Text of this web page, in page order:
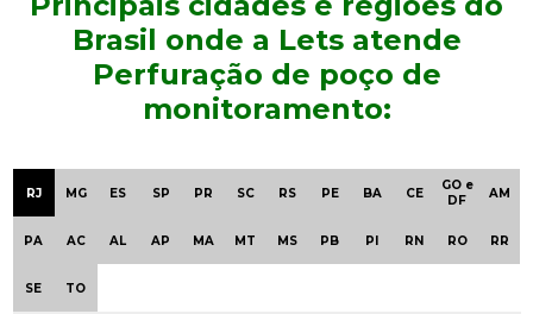
Empresa de consultoria ambiental
Empresa de consultoria ambiental em sp
Empresa especializada em consultoria ambiental
Empresa de gerenciamento ambiental
Empresa de gestão ambiental
Brasil onde a Lets atende
Perfuração de poço de
monitoramento:
RJ MG ES SP PR SC RS PE BA CE
GO e
DF
AM
PA AC AL AP MA MT MS PB PI RN RO RR
SE TO